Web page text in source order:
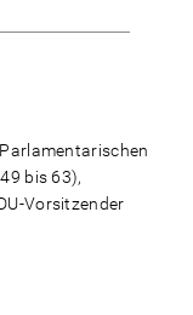
bis 63),
Vorsitzender